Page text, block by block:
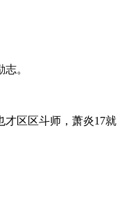
。
区区斗师，萧炎17就